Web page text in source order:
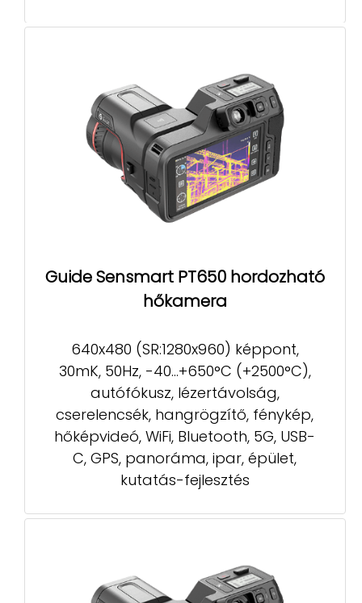
Guide Sensmart PT650 hordozható
hőkamera
640x480 (SR:1280x960) képpont,
30mK, 50Hz, -40...+650°C (+2500°C),
autófókusz, lézertávolság,
cserelencsék, hangrögzítő, fénykép,
hőképvideó, WiFi, Bluetooth, 5G, USB-
C, GPS, panoráma, ipar, épület,
kutatás-fejlesztés